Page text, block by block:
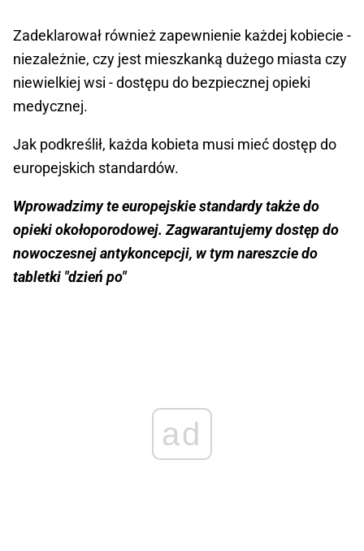
Zadeklarował również zapewnienie każdej kobiecie -
niezależnie, czy jest mieszkanką dużego miasta czy
niewielkiej wsi - dostępu do bezpiecznej opieki
medycznej.
Jak podkreślił, każda kobieta musi mieć dostęp do
europejskich standardów.
Wprowadzimy te europejskie standardy także do
opieki okołoporodowej. Zagwarantujemy dostęp do
nowoczesnej antykoncepcji, w tym nareszcie do
tabletki "dzień po"
ad